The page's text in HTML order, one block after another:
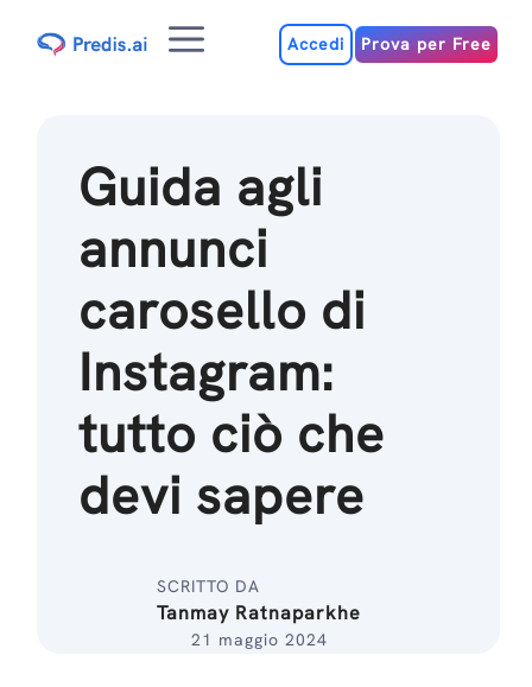
MenuAccedi Prova per Free
Guida agli
annunci
carosello di
Instagram:
tutto ciò che
devi sapere
SCRITTO DA
Tanmay Ratnaparkhe
21 maggio 2024